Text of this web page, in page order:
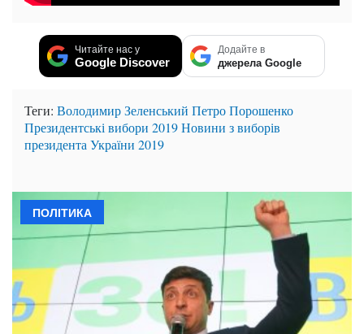
Читайте нас у
Google Discover
Додайте в
джерела Google
Теги: Володимир Зеленський Петро Порошенко
Президентські вибори 2019Новини з виборів
президента України 2019
ПОЛІТИКА